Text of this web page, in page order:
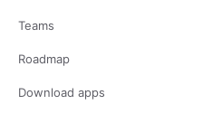
Teams
Roadmap
Download apps